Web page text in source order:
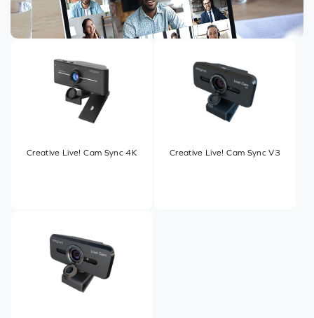
Creative Live! Cam Sync 4K Creative Live! Cam Sync V3